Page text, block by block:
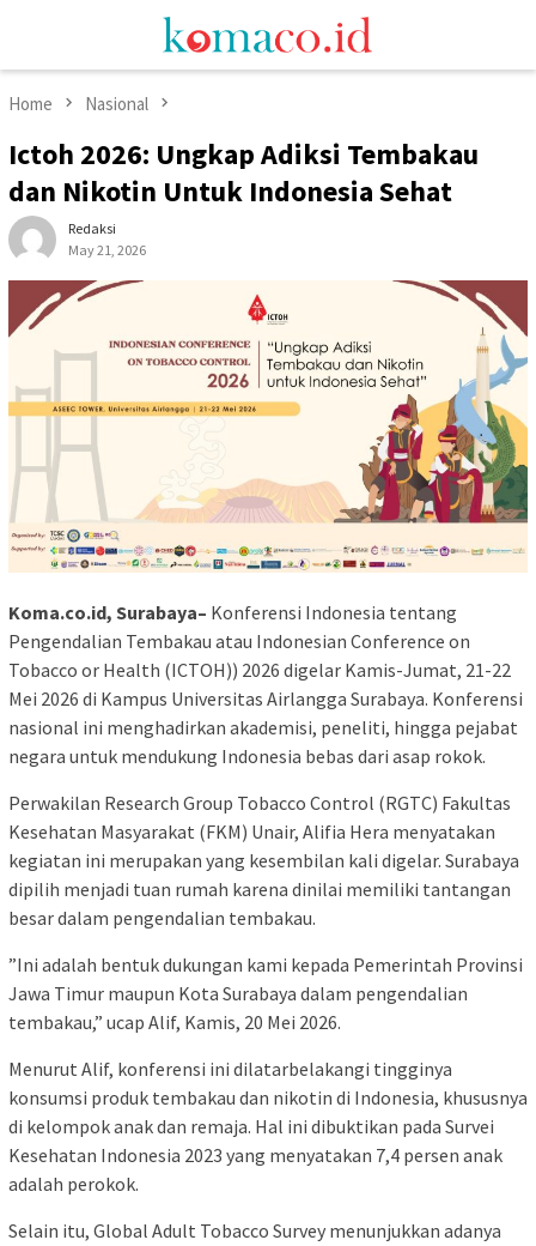
Menu
Home Nasional
Ictoh 2026: Ungkap Adiksi Tembakau
dan Nikotin Untuk Indonesia Sehat
Redaksi
May 21, 2026
Koma.co.id, Surabaya– Konferensi Indonesia tentang
Pengendalian Tembakau atau Indonesian Conference on
Tobacco or Health (ICTOH)) 2026 digelar Kamis-Jumat, 21-22
Mei 2026 di Kampus Universitas Airlangga Surabaya. Konferensi
nasional ini menghadirkan akademisi, peneliti, hingga pejabat
negara untuk mendukung Indonesia bebas dari asap rokok.
Perwakilan Research Group Tobacco Control (RGTC) Fakultas
Kesehatan Masyarakat (FKM) Unair, Alifia Hera menyatakan
kegiatan ini merupakan yang kesembilan kali digelar. Surabaya
dipilih menjadi tuan rumah karena dinilai memiliki tantangan
besar dalam pengendalian tembakau.
”Ini adalah bentuk dukungan kami kepada Pemerintah Provinsi
Jawa Timur maupun Kota Surabaya dalam pengendalian
tembakau,” ucap Alif, Kamis, 20 Mei 2026.
Menurut Alif, konferensi ini dilatarbelakangi tingginya
konsumsi produk tembakau dan nikotin di Indonesia, khususnya
di kelompok anak dan remaja. Hal ini dibuktikan pada Survei
Kesehatan Indonesia 2023 yang menyatakan 7,4 persen anak
adalah perokok.
Selain itu, Global Adult Tobacco Survey menunjukkan adanya